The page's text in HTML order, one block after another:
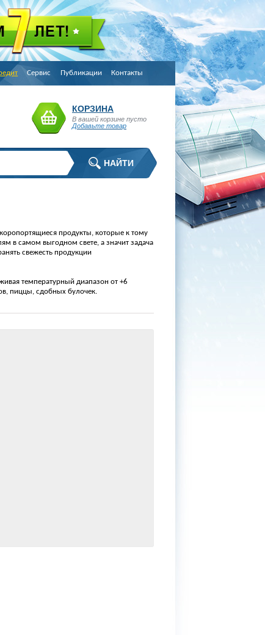
Сервис Публикации Контакты
КОРЗИНА
В вашей корзине пусто
Добавьте товар
продукты, которые к тому
в самом выгодном свете, а значит задача
свежесть продукции
температурный диапазон от +6
пиццы, сдобных булочек.